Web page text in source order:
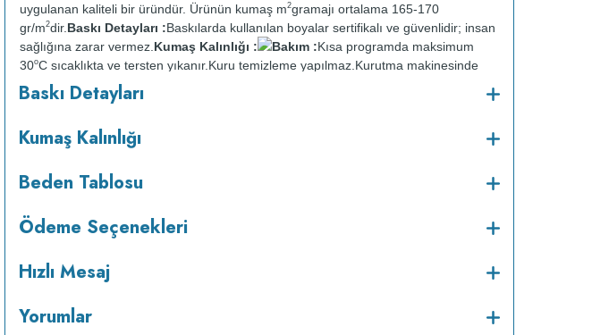
uygulanan kaliteli bir üründür. Ürünün kumaş m2gramajı ortalama 165-170
gr/m2dir. Baskı Detayları :Baskılarda kullanılan boyalar sertifikalı ve güvenlidir; insan
sağlığına zarar vermez. Kumaş Kalınlığı : Bakım :Kısa programda maksimum
30oC sıcaklıkta ve tersten yıkanır. Kuru temizleme yapılmaz. Kurutma makinesinde
kurutulmaz.
Orta ısıda ve tersten ütülenir.
Baskı Detayları
Kumaş Kalınlığı
Beden Tablosu
Ödeme Seçenekleri
Hızlı Mesaj
Yorumlar